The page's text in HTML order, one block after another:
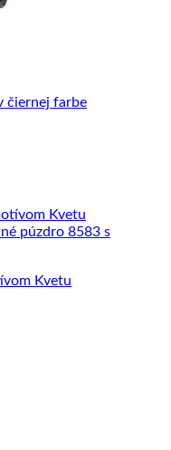
čiernej farbe
Kvetu